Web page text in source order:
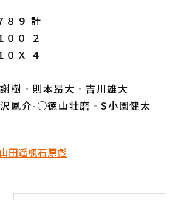
９ 計
００ ２
０Ｘ ４
樹‐則本昂大‐吉川雄大
鳳介-○徳山壮磨‐S小園健太
田遥楓石原彪